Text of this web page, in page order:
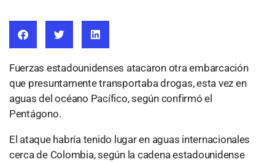
Fuerzas estadounidenses atacaron otra embarcación
que presuntamente transportaba drogas, esta vez en
aguas del océano Pacífico, según confirmó el
Pentágono.
El ataque habría tenido lugar en aguas internacionales
cerca de Colombia, según la cadena estadounidense